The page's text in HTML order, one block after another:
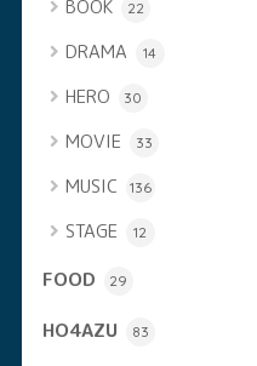
BOOK 22
DRAMA 14
HERO 30
MOVIE 33
MUSIC 136
STAGE 12
FOOD 29
HO4AZU 83